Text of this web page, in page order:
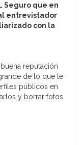
Seguro que en
entrevistador
con la
buena reputación
de lo que te
públicos en
y borrar fotos